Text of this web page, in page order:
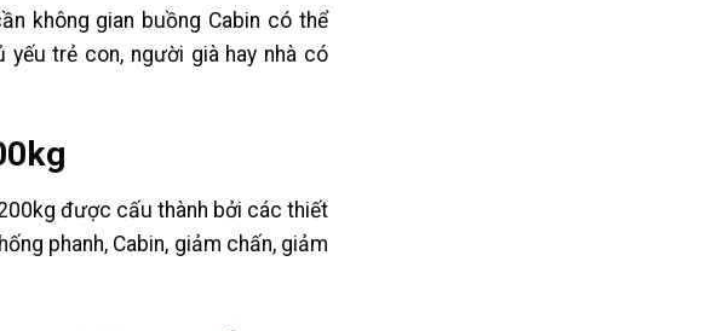
không gian buồng Cabin có thể
trẻ con, người già hay nhà có
được cấu thành bởi các thiết
phanh, Cabin, giảm chấn, giảm